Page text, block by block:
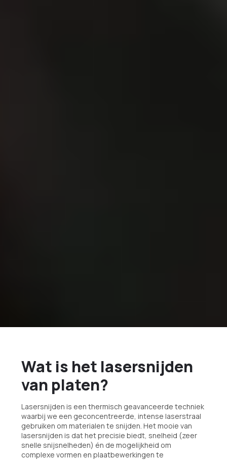
Wat is het lasersnijden
van platen?
Lasersnijden is een thermisch geavanceerde techniek
waarbij we een geconcentreerde, intense laserstraal
gebruiken om materialen te snijden. Het mooie van
lasersnijden is dat het precisie biedt, snelheid (zeer
snelle snijsnelheden) én de mogelijkheid om
complexe vormen en plaatbewerkingen te